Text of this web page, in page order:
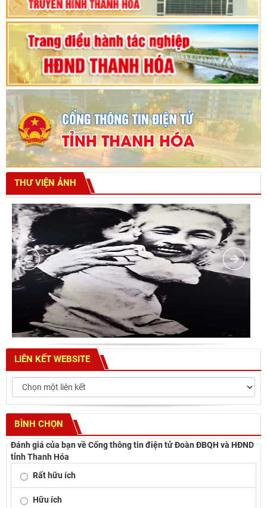
THƯ VIỆN ẢNH
LIÊN KẾT WEBSITE
BÌNH CHỌN
Đánh giá của bạn về Cổng thông tin điện tử Đoàn ĐBQH và HĐND
tỉnh Thanh Hóa
Rất hữu ích
Hữu ích